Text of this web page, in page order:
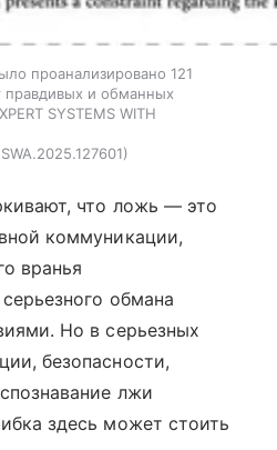
проанализировано 121
правдивых и обманных
SYSTEMS WITH
что ложь — это
коммуникации,
вранья
обмана
Но в серьезных
безопасности,
лжи
здесь может стоить